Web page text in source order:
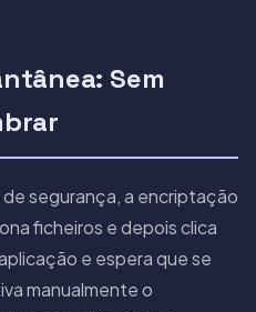
Sem
segurança, a encriptação
ficheiros e depois clica
e espera que se
manualmente o